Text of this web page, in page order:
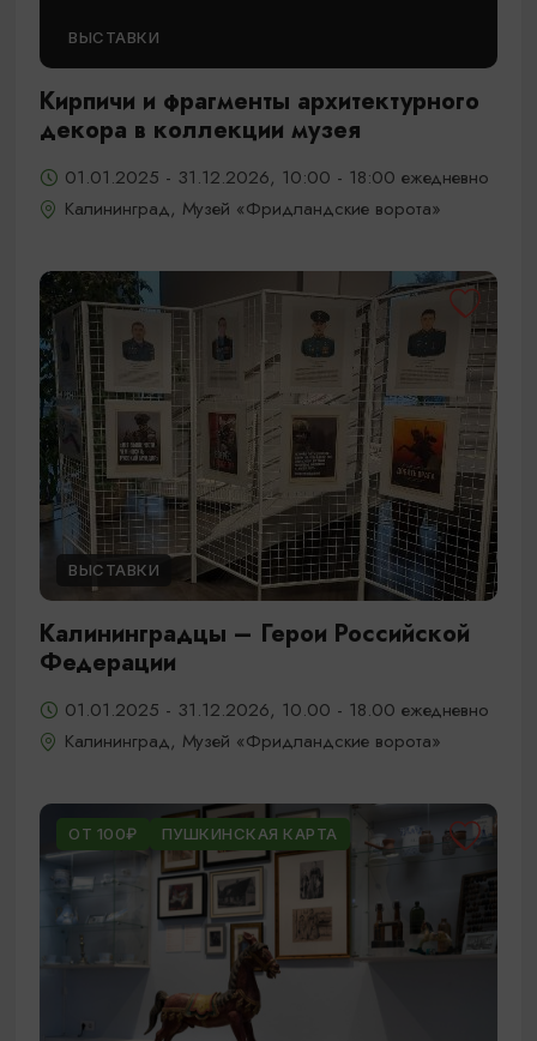
ВЫСТАВКИ
Кирпичи и фрагменты архитектурного
декора в коллекции музея
01.01.2025 - 31.12.2026, 10:00 - 18:00 ежедневно
Калининград, Музей «Фридландские ворота»
ВЫСТАВКИ
Калининградцы – Герои Российской
Федерации
01.01.2025 - 31.12.2026, 10.00 - 18.00 ежедневно
Калининград, Музей «Фридландские ворота»
ОТ 100₽ ПУШКИНСКАЯ КАРТА